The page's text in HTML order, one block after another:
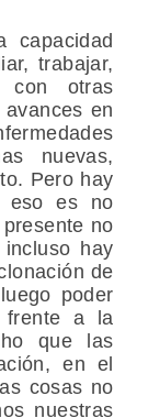
capacidad
trabajar,
con otras
en
nuevas,
Pero hay
eso es no
no
hay
de
poder
frente a la
que las
en el
cosas no
nuestras